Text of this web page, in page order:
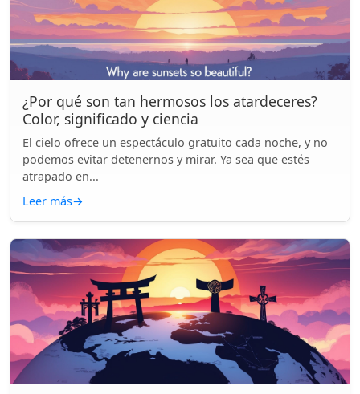
¿Por qué son tan hermosos los atardeceres?
Color, significado y ciencia
El cielo ofrece un espectáculo gratuito cada noche, y no
podemos evitar detenernos y mirar. Ya sea que estés
atrapado en...
Leer más→